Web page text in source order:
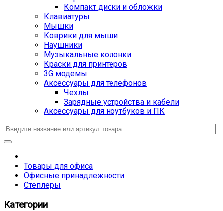
Компакт диски и обложки
Клавиатуры
Мышки
Коврики для мыши
Наушники
Музыкальные колонки
Краски для принтеров
3G модемы
Аксессуары для телефонов
Чехлы
Зарядные устройства и кабели
Аксессуары для ноутбуков и ПК
Товары для офиса
Офисные принадлежности
Степлеры
Категории